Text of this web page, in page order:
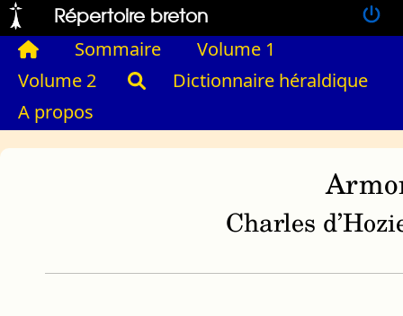
Répertoire breton
Sommaire
Volume 1
Volume 2
Dictionnaire héraldique
A propos
Charles